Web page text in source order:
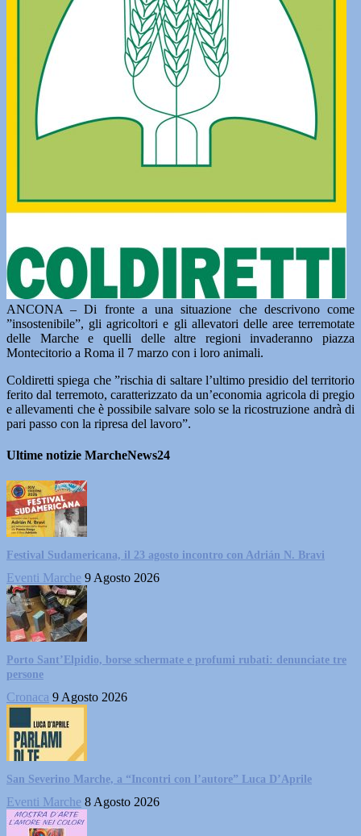
ANCONA – Di fronte a una situazione che descrivono come
”insostenibile”, gli agricoltori e gli allevatori delle aree terremotate
delle Marche e quelli delle altre regioni invaderanno piazza
Montecitorio a Roma il 7 marzo con i loro animali.
Coldiretti spiega che ”rischia di saltare l’ultimo presidio del territorio
ferito dal terremoto, caratterizzato da un’economia agricola di pregio
e allevamenti che è possibile salvare solo se la ricostruzione andrà di
pari passo con la ripresa del lavoro”.
Ultime notizie MarcheNews24
Festival Sudamericana, il 23 agosto incontro con Adrián N. Bravi
Eventi Marche 9 Agosto 2026
Porto Sant’Elpidio, borse schermate e profumi rubati: denunciate tre
persone
Cronaca 9 Agosto 2026
San Severino Marche, a “Incontri con l’autore” Luca D’Aprile
Eventi Marche 8 Agosto 2026